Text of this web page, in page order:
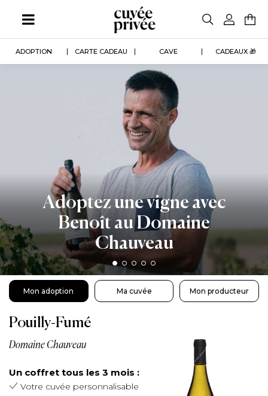
contenu
ADOPTION CARTE CADEAU CAVE CADEAUX 🎁
Adoptez une vigne avec
Benoît au Domaine
Chauveau
Mon adoption Ma cuvée Mon producteur
Pouilly-Fumé
Domaine Chauveau
Un coffret tous les 3 mois :
Votre cuvée personnalisable